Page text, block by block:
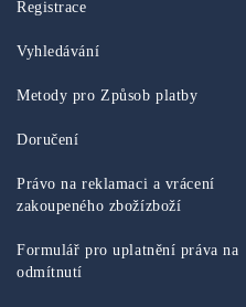
Registrace
Vyhledávání
Metody pro Způsob platby
Doručení
Právo na reklamaci a vrácení
zakoupeného zbožízboží
Formulář pro uplatnění práva na
odmítnutí